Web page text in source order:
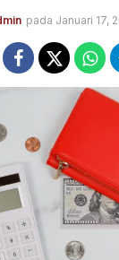
pada Januari 17,